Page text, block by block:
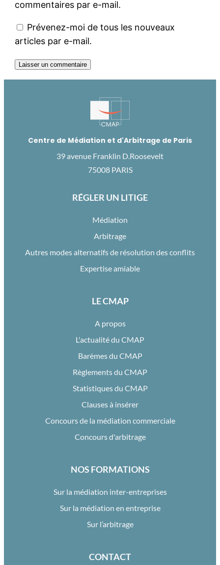
commentaires par e-mail.
Prévenez-moi de tous les nouveaux
articles par e-mail.
Centre de Médiation et d'Arbitrage de Paris
39 avenue Franklin D.Roosevelt
75008 PARIS
RÉGLER UN LITIGE
Médiation
Arbitrage
Autres modes alternatifs de résolution des conflits
Expertise amiable
LE CMAP
A propos
L'actualité du CMAP
Barèmes du CMAP
Règlements du CMAP
Statistiques du CMAP
Clauses à insérer
Concours de la médiation commerciale
Concours d'arbitrage
NOS FORMATIONS
Sur la médiation inter-entreprises
Sur la médiation en entreprise
Sur l’arbitrage
CONTACT